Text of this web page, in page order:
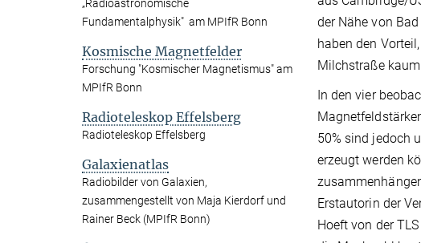
der Nähe von
haben den
Milchstraße
In den vier
50% sind jedoch
erzeugt werden
Erstautorin der
Hoeft von der
„Radioastronomische
Fundamentalphysik" am MPIfR Bonn
Kosmische Magnetfelder
Forschung "Kosmischer Magnetismus" am
MPIfR Bonn
Radioteleskop Effelsberg
Radioteleskop Effelsberg
Galaxienatlas
Radiobilder von Galaxien,
zusammengestellt von Maja Kierdorf und
Rainer Beck (MPIfR Bonn)